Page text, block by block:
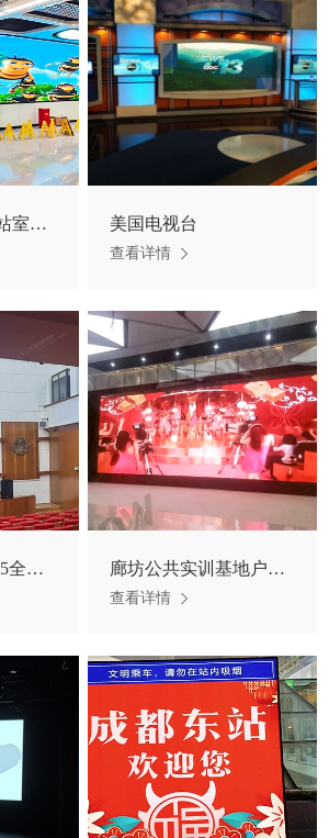
南方城市某地铁站室内P1.58小间距LED显示屏项目 美国电视台
查看详情
罗马尼亚户内P2.5全彩LED显示屏 廊坊公共实训基地户内高清全彩屏
查看详情